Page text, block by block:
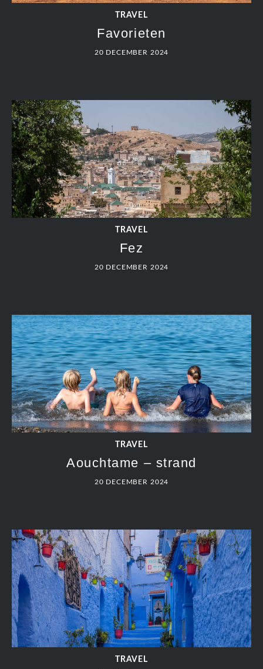
TRAVEL
Favorieten
20 DECEMBER 2024
TRAVEL
Fez
20 DECEMBER 2024
TRAVEL
Aouchtame – strand
20 DECEMBER 2024
TRAVEL